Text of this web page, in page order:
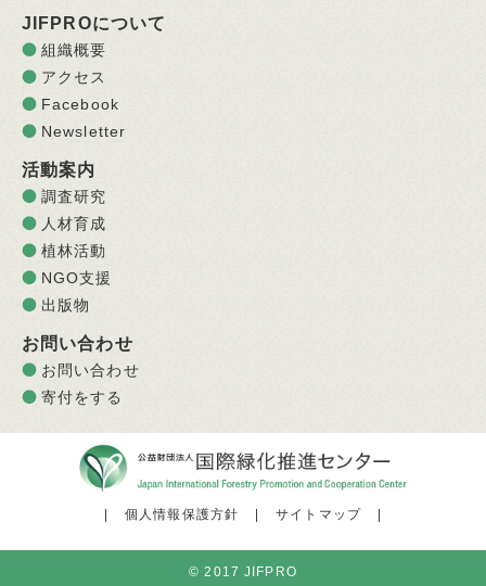
JIFPROについて
組織概要
アクセス
Facebook
Newsletter
活動案内
調査研究
人材育成
植林活動
NGO支援
出版物
お問い合わせ
お問い合わせ
寄付をする
個人情報保護方針 サイトマップ
© 2017 JIFPRO